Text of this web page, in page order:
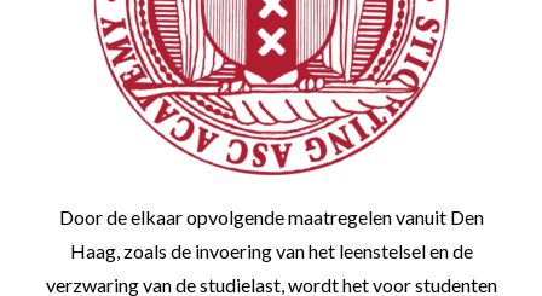
Door de elkaar opvolgende maatregelen vanuit Den
Haag, zoals de invoering van het leenstelsel en de
verzwaring van de studielast, wordt het voor studenten